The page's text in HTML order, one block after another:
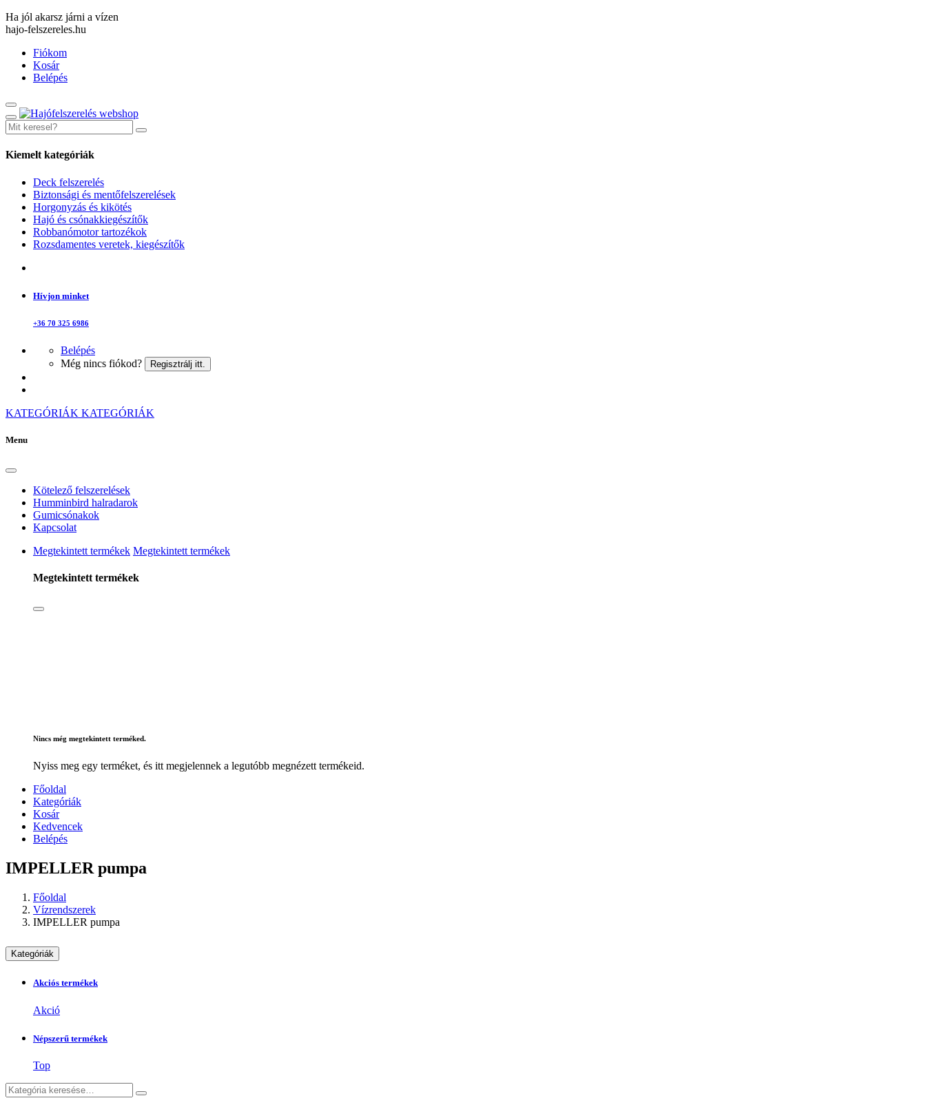
Ha jól akarsz járni a vízen
hajo-felszereles.hu
Fiókom
Kosár
Belépés
Kiemelt kategóriák
Deck felszerelés
Biztonsági és mentőfelszerelések
Horgonyzás és kikötés
Hajó és csónakkiegészítők
Robbanómotor tartozékok
Rozsdamentes veretek, kiegészítők
Hívjon minket
+36 70 325 6986
Belépés
Még nincs fiókod?
Regisztrálj itt.
KATEGÓRIÁK KATEGÓRIÁK
Menu
Kötelező felszerelések
Humminbird halradarok
Gumicsónakok
Kapcsolat
Megtekintett termékek Megtekintett termékek
Megtekintett termékek
Nincs még megtekintett terméked.
Nyiss meg egy terméket, és itt megjelennek a legutóbb megnézett termékeid.
Főoldal
Kategóriák
Kosár
Kedvencek
Belépés
IMPELLER pumpa
Főoldal
Vízrendszerek
IMPELLER pumpa
Kategóriák
Akciós termékek
Akció
Népszerű termékek
Top